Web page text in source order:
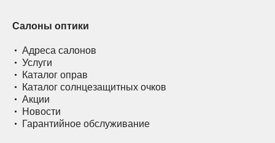
Салоны оптики
Адреса салонов
Услуги
Каталог оправ
Каталог солнцезащитных очков
Акции
Новости
Гарантийное обслуживание